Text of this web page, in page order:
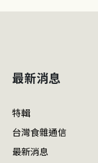
最新消息
特輯
台灣食雜通信
最新消息